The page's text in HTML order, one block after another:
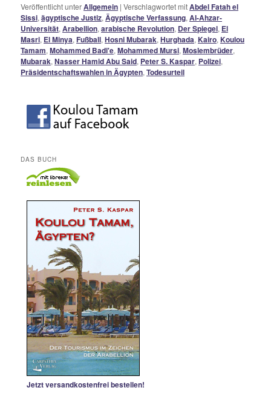
Veröffentlicht unterAllgemein |Verschlagwortet mitAbdel Fatah el
Sissi,ägyptische Justiz,Ägyptische Verfassung,Al-Ahzar-
Universität,Arabellion,arabische Revolution, Der Spiegel, El
Masri, El Minya,Fußball,Hosni Mubarak,Hurghada,Kairo,Koulou
Tamam,Mohammed Badi'e,Mohammed Mursi,Moslembrüder,
Mubarak,Nasser Hamid Abu Said, Peter S. Kaspar, Polizei,
Präsidentschaftswahlen in Ägypten,Todesurteil
DAS BUCH
Jetzt versandkostenfrei bestellen!